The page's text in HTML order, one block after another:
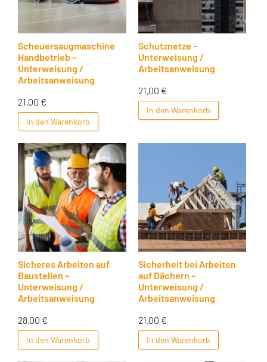
Scheuersaugmaschine
Handbetrieb –
Unterweisung /
Arbeitsanweisung
21,00 €
In den Warenkorb
Schutznetze –
Unterweisung /
Arbeitsanweisung
21,00 €
In den Warenkorb
Sicheres Arbeiten auf
Baustellen –
Unterweisung /
Arbeitsanweisung
28,00 €
In den Warenkorb
Sicherheit bei Arbeiten
auf Dächern –
Unterweisung /
Arbeitsanweisung
21,00 €
In den Warenkorb